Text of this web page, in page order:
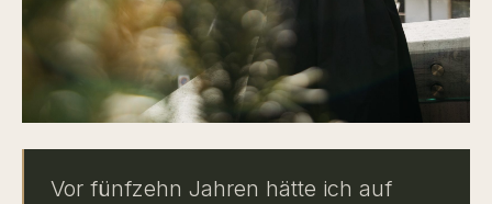
Vor fünfzehn Jahren hätte ich auf